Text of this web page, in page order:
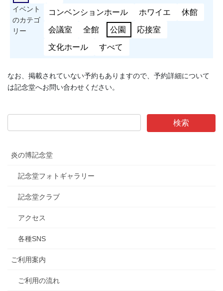
イベント
のカテゴ
リー
コンベンションホール ホワイエ 休館
会議室 全館 公園 応接室
文化ホール すべて
なお、掲載されていない予約もありますので、予約詳細について
は記念堂へお問い合わせください。
炎の博記念堂
記念堂フォトギャラリー
記念堂クラブ
アクセス
各種SNS
ご利用案内
ご利用の流れ